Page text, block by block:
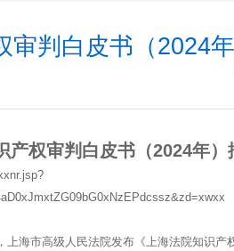
审判白皮书（2024
产权审判白皮书（2024年）
上海市高级人民法院发布《上海法院知识产